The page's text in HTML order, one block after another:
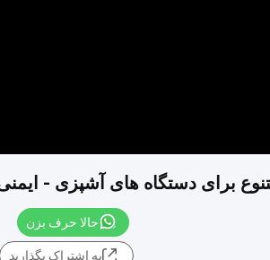
برای دستگاه های آشپزی -
حالا حرف بزن
به اشتراک بگذارید